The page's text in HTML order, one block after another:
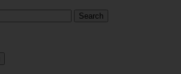
Search